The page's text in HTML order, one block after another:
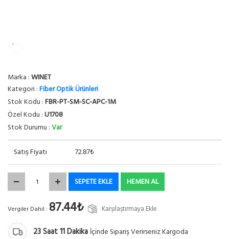
Marka :WINET
Kategori :Fiber Optik Ürünleri
Stok Kodu :FBR-PT-SM-SC-APC-1M
Özel Kodu :U1708
Stok Durumu :Var
Satış Fiyatı 72.87₺
SEPETE EKLE HEMEN AL
Vergiler Dahil : 87.44₺ Karşılaştırmaya Ekle
23Saat11Dakika İçinde Sipariş Verirseniz Kargoda